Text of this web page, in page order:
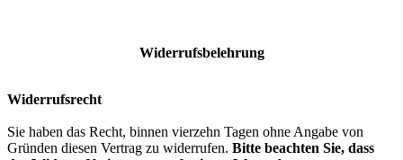
Widerrufsbelehrung
Widerrufsrecht
Sie haben das Recht, binnen vierzehn Tagen ohne Angabe von
Gründen diesen Vertrag zu widerrufen. Bitte beachten Sie, dass